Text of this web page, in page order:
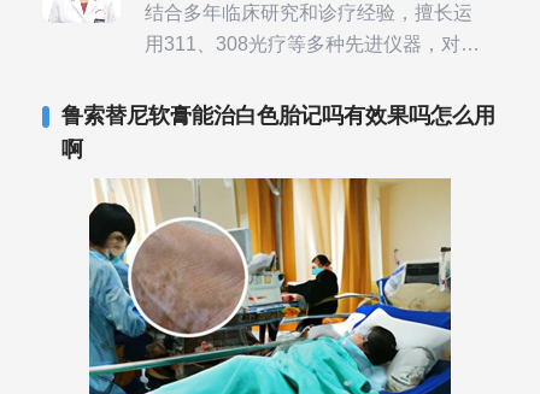
结合多年临床研究和诊疗经验，擅长运
用311、308光疗等多种先进仪器，对不
其对女性银屑病、顽固性银屑病、全身
鲁索替尼软膏能治白色胎记吗有效果吗怎么用
啊